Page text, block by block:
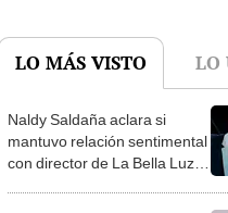
LO MÁS VISTO LO
Naldy Saldaña aclara si
mantuvo relación sentimental
con director de La Bella Luz